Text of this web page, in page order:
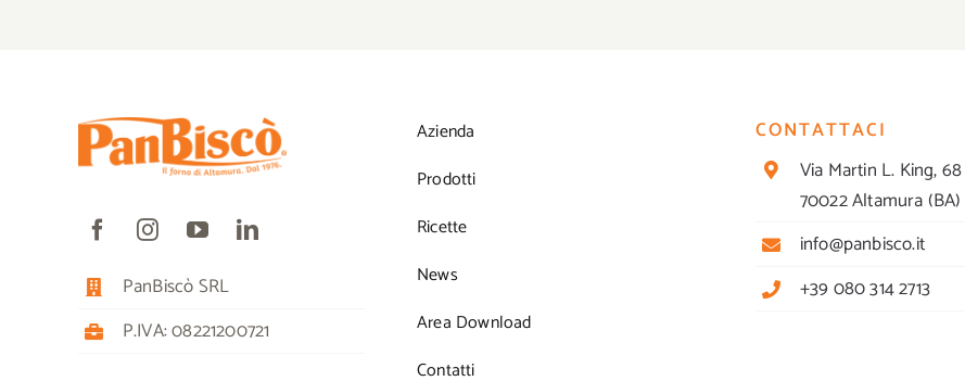
PanBiscò SRL
P.IVA: 08221200721
Azienda
Prodotti
Ricette
News
Area Download
Contatti
CONTATTACI
Via Martin L. King, 68
70022 Altamura (BA)
info@panbisco.it
+39 080 314 2713